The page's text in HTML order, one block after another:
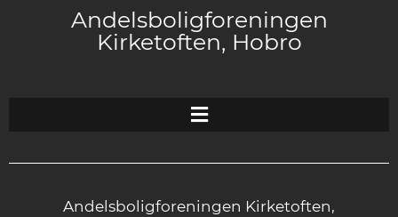
Andelsboligforeningen
Kirketoften, Hobro
Andelsboligforeningen Kirketoften,